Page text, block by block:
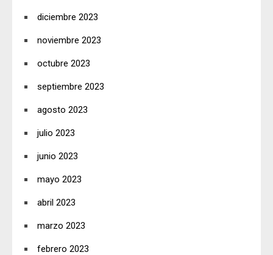
diciembre 2023
noviembre 2023
octubre 2023
septiembre 2023
agosto 2023
julio 2023
junio 2023
mayo 2023
abril 2023
marzo 2023
febrero 2023